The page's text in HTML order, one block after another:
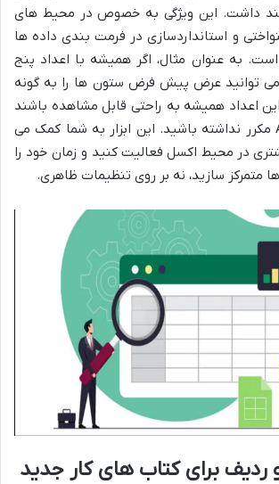
داشت. این ویژگی به خصوص در محیط های
و استانداردسازی در فرمت بندی داده ها
است. به عنوان مثال، اگر همیشه با اعداد پنج
می توانید عرض پیش فرض ستون ها را به گونه
اعداد همیشه به راحتی قابل مشاهده باشند
و نیازی به AutoFit مکرر نداشته باشید. این ابزار به شما کمک می
در محیط اکسل فعالیت کنید و زمان خود را
متمرکز سازید، نه بر روی تنظیمات ظاهری.
ردیف برای کتاب های کار جدید